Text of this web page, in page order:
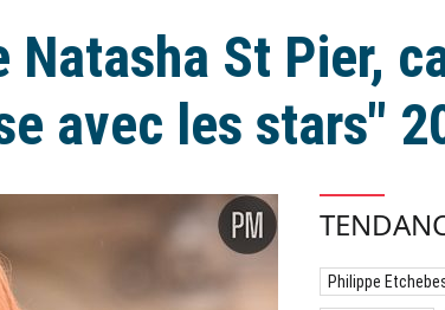
Natasha St Pier,
avec les stars"
Philippe